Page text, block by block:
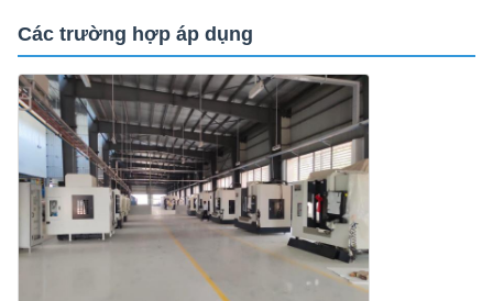
Các trường hợp áp dụng